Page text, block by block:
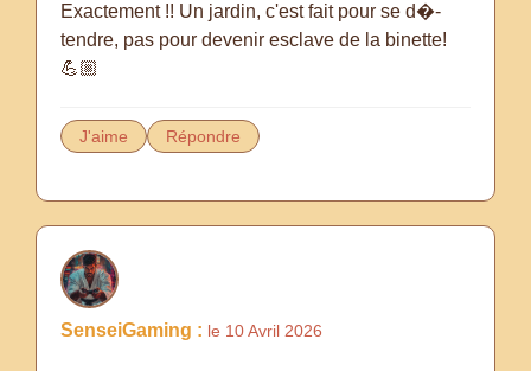
Exactement !! Un jardin, c'est fait pour se d�-
tendre, pas pour devenir esclave de la binette!
💪🏼
J'aime Répondre
SenseiGaming : le 10 Avril 2026